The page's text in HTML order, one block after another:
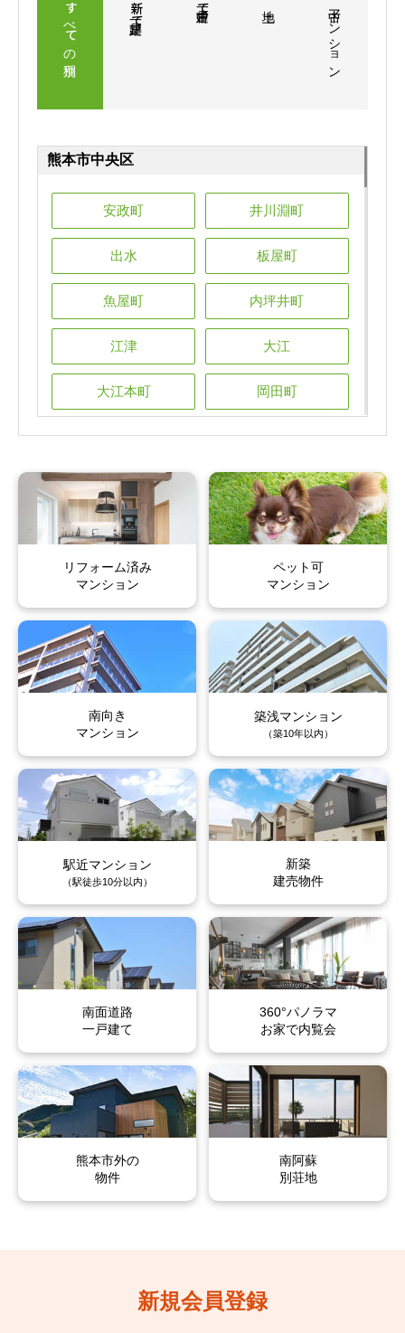
すべての
新築
一戸建て
一戸建て マンション
熊本市中央区
安政町 井川淵町
出水 板屋町
魚屋町 内坪井町
江津 大江
大江本町 岡田町
帯山 鍛冶屋町
上鍛冶屋町 上京塚町
上水前寺 上通町
上林町 辛島町
川端町 河原町
北千反畑町 京町
京町本丁 草葉町
九品寺 黒髪
神水 神水本町
慶徳堀町 紺屋阿弥陀寺町
紺屋今町 紺屋町
子飼本町 国府
国府本町 小沢町
古城町 壺川
湖東 琴平
琴平本町 米屋町
呉服町 細工町
桜町 三郎
新大江 新鍛冶屋町
熊本市中央区
安政町 井川淵町
出水 板屋町
魚屋町 内坪井町
江津 大江
大江本町 岡田町
帯山 鍛冶屋町
上鍛冶屋町 上京塚町
上水前寺 上通町
上林町 辛島町
川端町 河原町
北千反畑町 京町
京町本丁 草葉町
九品寺 黒髪
神水 神水本町
慶徳堀町 紺屋阿弥陀寺町
紺屋今町 紺屋町
子飼本町 国府
国府本町 小沢町
古城町 壺川
湖東 琴平
琴平本町 米屋町
呉服町 細工町
桜町 三郎
新大江 新鍛冶屋町
熊本市中央区
安政町 井川淵町
出水 板屋町
魚屋町 内坪井町
江津 大江
大江本町 岡田町
帯山 鍛冶屋町
上鍛冶屋町 上京塚町
上水前寺 上通町
上林町 辛島町
川端町 河原町
北千反畑町 京町
京町本丁 草葉町
九品寺 黒髪
神水 神水本町
慶徳堀町 紺屋阿弥陀寺町
紺屋今町 紺屋町
子飼本町 国府
国府本町 小沢町
古城町 壺川
湖東 琴平
琴平本町 米屋町
呉服町 細工町
桜町 三郎
新大江 新鍛冶屋町
熊本市中央区
安政町 井川淵町
出水 板屋町
魚屋町 内坪井町
江津 大江
大江本町 岡田町
帯山 鍛冶屋町
上鍛冶屋町 上京塚町
上水前寺 上通町
上林町 辛島町
川端町 河原町
北千反畑町 京町
京町本丁 草葉町
九品寺 黒髪
神水 神水本町
慶徳堀町 紺屋阿弥陀寺町
紺屋今町 紺屋町
子飼本町 国府
国府本町 小沢町
古城町 壺川
湖東 琴平
琴平本町 米屋町
呉服町 細工町
桜町 三郎
新大江 新鍛冶屋町
熊本市中央区
安政町 井川淵町
出水 板屋町
魚屋町 内坪井町
江津 大江
大江本町 岡田町
帯山 鍛冶屋町
上鍛冶屋町 上京塚町
上水前寺 上通町
上林町 辛島町
川端町 河原町
北千反畑町 京町
京町本丁 草葉町
九品寺 黒髪
神水 神水本町
慶徳堀町 紺屋阿弥陀寺町
紺屋今町 紺屋町
子飼本町 国府
国府本町 小沢町
古城町 壺川
湖東 琴平
琴平本町 米屋町
呉服町 細工町
桜町 三郎
新大江 新鍛冶屋町
リフォーム済み
マンション
ペット可
マンション
南向き
マンション
築浅マンション
（築10年以内）
駅近マンション
（駅徒歩10分以内）
新築
建売物件
南面道路
一戸建て
360°パノラマ
お家で内覧会
熊本市外の
物件
南阿蘇
別荘地
新規会員登録